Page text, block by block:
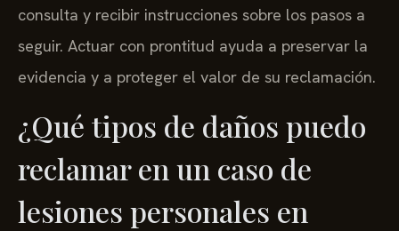
consulta y recibir instrucciones sobre los pasos a
seguir. Actuar con prontitud ayuda a preservar la
evidencia y a proteger el valor de su reclamación.
¿Qué tipos de daños puedo
reclamar en un caso de
lesiones personales en